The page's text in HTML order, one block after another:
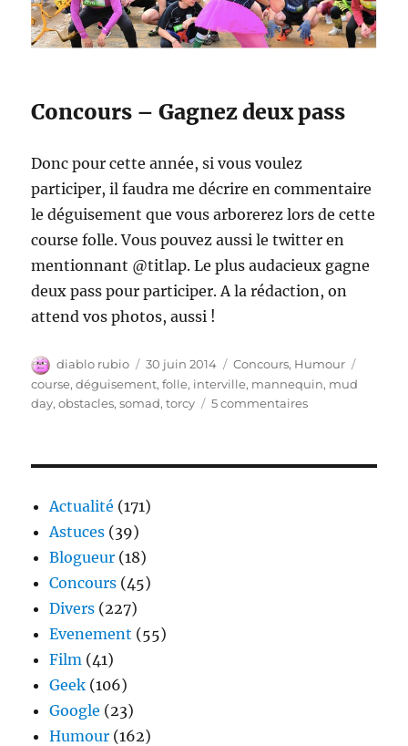
Concours – Gagnez deux pass
Donc pour cette année, si vous voulez
participer, il faudra me décrire en commentaire
le déguisement que vous arborerez lors de cette
course folle. Vous pouvez aussi le twitter en
mentionnant @titlap. Le plus audacieux gagne
deux pass pour participer. A la rédaction, on
attend vos photos, aussi !
Auteur
diablo rubio
Publié
le
30 juin 2014 Catégories
Concours, Humour
course,déguisement,folle, interville, mannequin, mud
day,obstacles,somad,torcy 5 commentairessur
Actualité (171)
Astuces (39)
Blogueur (18)
Concours (45)
Divers (227)
Evenement (55)
Film (41)
Geek (106)
Google (23)
Humour (162)